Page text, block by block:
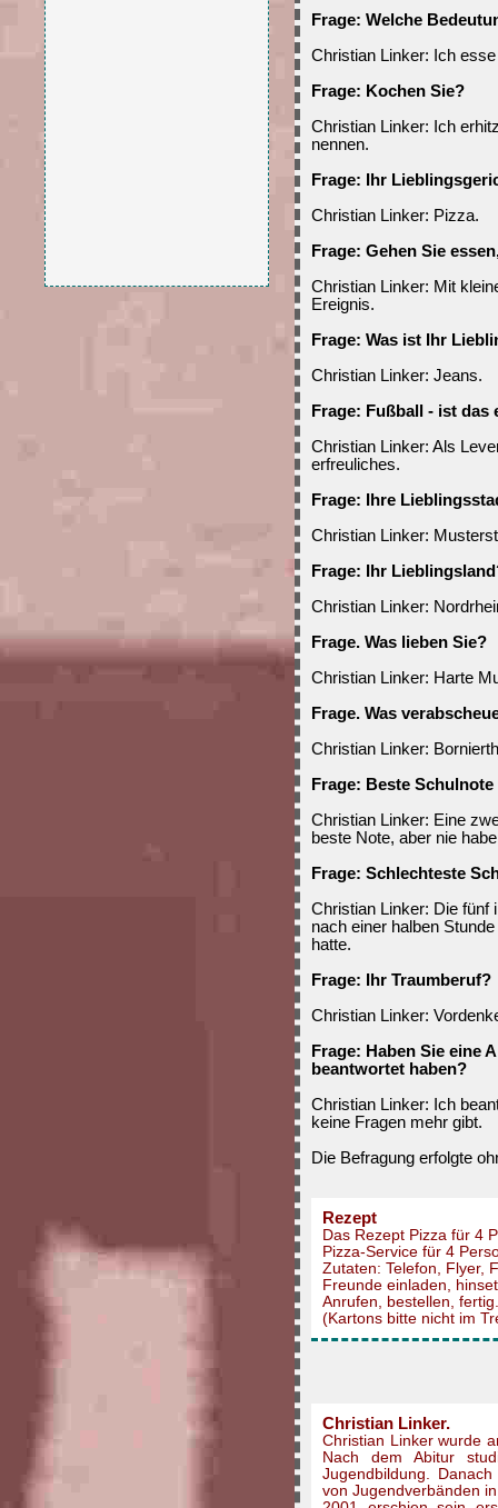
Frage: Welche
Christian Linker: Ich
Frage: Kochen Sie?
Christian Linker: Ich
nennen.
Frage: Ihr
Christian Linker: Pizza.
Frage: Gehen Sie
Christian Linker: Mit
Ereignis.
Frage: Was ist Ihr
Christian Linker: Jeans.
Frage: Fußball - ist das
Christian Linker: Als
erfreuliches.
Frage: Ihre
Christian Linker:
Frage: Ihr
Christian Linker:
Frage. Was lieben Sie?
Christian Linker: Harte
Frage. Was
Christian Linker:
Frage: Beste
Christian Linker: Eine
beste Note, aber nie
Frage: Schlechteste
Christian Linker: Die fünf
nach einer halben
hatte.
Frage: Ihr Traumberuf?
Christian Linker:
Frage: Haben Sie eine
beantwortet haben?
Christian Linker: Ich
keine Fragen mehr gibt.
Die Befragung erfolgte
Rezept
Das Rezept Pizza für 4
Pizza-Service für 4
Zutaten: Telefon, Flyer,
Freunde einladen,
Anrufen, bestellen, fertig.
(Kartons bitte nicht im
Christian Linker.
Christian Linker wurde
Nach dem Abitur
Jugendbildung.
von Jugendverbänden